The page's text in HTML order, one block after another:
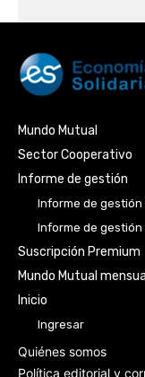
Mundo Mutual
Sector Cooperativo
Informe de gestión
Informe de gestión
Informe de
Suscripción Premium
Mundo Mutual mensual
Inicio
Ingresar
Quiénes somos
Política editorial y